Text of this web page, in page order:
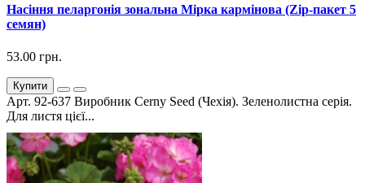
Насіння пеларгонія зональна Мірка кармінова (Zip-пакет 5
семян)
53.00 грн.
Купити
Арт. 92-637 Виробник Cerny Seed (Чехія). Зеленолистна серія.
Для листя цієї...